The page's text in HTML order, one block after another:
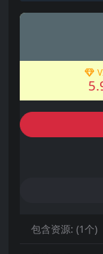
包含资源: (1个)